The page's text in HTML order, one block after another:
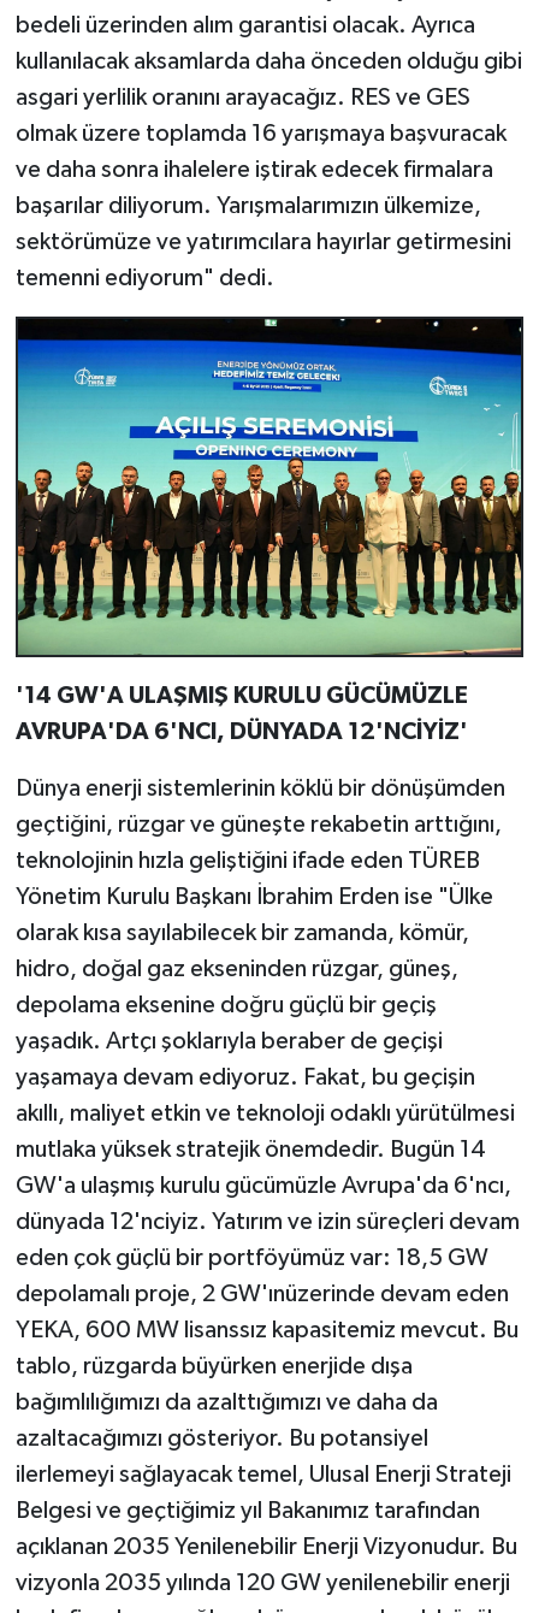
bedeli üzerinden alım garantisi olacak. Ayrıca
kullanılacak aksamlarda daha önceden olduğu gibi
asgari yerlilik oranını arayacağız. RES ve GES
olmak üzere toplamda 16 yarışmaya başvuracak
ve daha sonra ihalelere iştirak edecek firmalara
başarılar diliyorum. Yarışmalarımızın ülkemize,
sektörümüze ve yatırımcılara hayırlar getirmesini
temenni ediyorum" dedi.
'14 GW'A ULAŞMIŞ KURULU GÜCÜMÜZLE
AVRUPA'DA 6'NCI, DÜNYADA 12'NCİYİZ'
Dünya enerji sistemlerinin köklü bir dönüşümden
geçtiğini, rüzgar ve güneşte rekabetin arttığını,
teknolojinin hızla geliştiğini ifade eden TÜREB
Yönetim Kurulu Başkanı İbrahim Erden ise "Ülke
olarak kısa sayılabilecek bir zamanda, kömür,
hidro, doğal gaz ekseninden rüzgar, güneş,
depolama eksenine doğru güçlü bir geçiş
yaşadık. Artçı şoklarıyla beraber de geçişi
yaşamaya devam ediyoruz. Fakat, bu geçişin
akıllı, maliyet etkin ve teknoloji odaklı yürütülmesi
mutlaka yüksek stratejik önemdedir. Bugün 14
GW'a ulaşmış kurulu gücümüzle Avrupa'da 6'ncı,
dünyada 12'nciyiz. Yatırım ve izin süreçleri devam
eden çok güçlü bir portföyümüz var: 18,5 GW
depolamalı proje, 2 GW'ınüzerinde devam eden
YEKA, 600 MW lisanssız kapasitemiz mevcut. Bu
tablo, rüzgarda büyürken enerjide dışa
bağımlılığımızı da azalttığımızı ve daha da
azaltacağımızı gösteriyor. Bu potansiyel
ilerlemeyi sağlayacak temel, Ulusal Enerji Strateji
Belgesi ve geçtiğimiz yıl Bakanımız tarafından
açıklanan 2035 Yenilenebilir Enerji Vizyonudur. Bu
vizyonla 2035 yılında 120 GW yenilenebilir enerji